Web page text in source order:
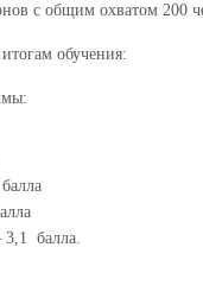
с общим охватом 200
обучения:
балла.